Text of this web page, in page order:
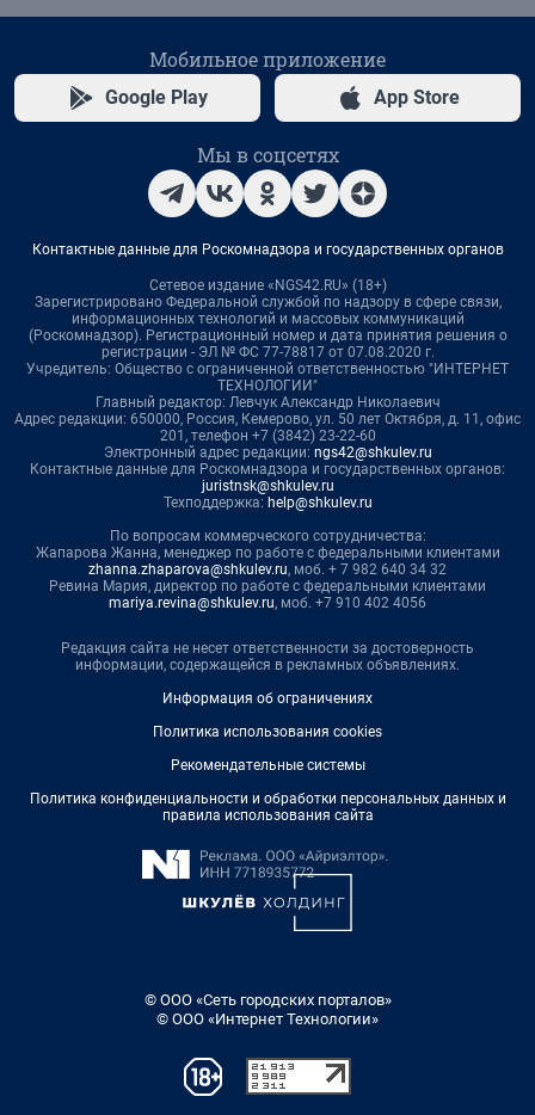
Мобильное приложение
Google Play App Store
Мы в соцсетях
Контактные данные для Роскомнадзора и государственных органов
Сетевое издание «NGS42.RU» (18+)
Зарегистрировано Федеральной службой по надзору в сфере связи,
информационных технологий и массовых коммуникаций
(Роскомнадзор). Регистрационный номер и дата принятия решения о
регистрации - ЭЛ № ФС 77-78817 от 07.08.2020 г.
Учредитель: Общество с ограниченной ответственностью "ИНТЕРНЕТ
ТЕХНОЛОГИИ"
Главный редактор: Левчук Александр Николаевич
Адрес редакции: 650000, Россия, Кемерово, ул. 50 лет Октября, д. 11, офис
201, телефон +7 (3842) 23-22-60
Электронный адрес редакции: ngs42@shkulev.ru
Контактные данные для Роскомнадзора и государственных органов:
juristnsk@shkulev.ru
Техподдержка: help@shkulev.ru
По вопросам коммерческого сотрудничества:
Жапарова Жанна, менеджер по работе с федеральными клиентами
zhanna.zhaparova@shkulev.ru, моб. + 7 982 640 34 32
Ревина Мария, директор по работе с федеральными клиентами
mariya.revina@shkulev.ru, моб. +7 910 402 4056
Редакция сайта не несет ответственности за достоверность
информации, содержащейся в рекламных объявлениях.
Информация об ограничениях
Политика использования cookies
Рекомендательные системы
Политика конфиденциальности и обработки персональных данных и
правила использования сайта
© ООО «Сеть городских порталов»
© ООО «Интернет Технологии»